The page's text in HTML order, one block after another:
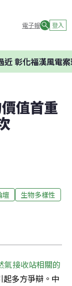
電子報 登入
化福漢風電案環
值首重
壇
生物多樣性
氣接收站相關的
起多方爭辯。中